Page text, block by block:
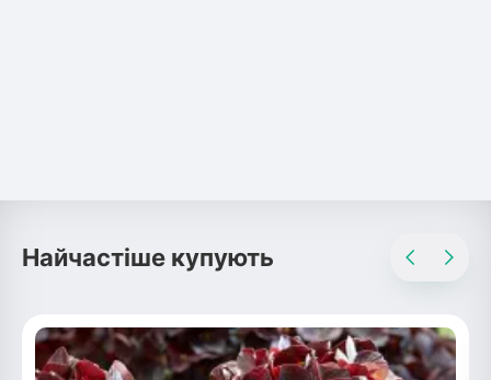
Найчастіше купують